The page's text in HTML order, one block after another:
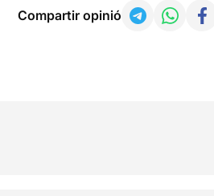
Compartir opinió